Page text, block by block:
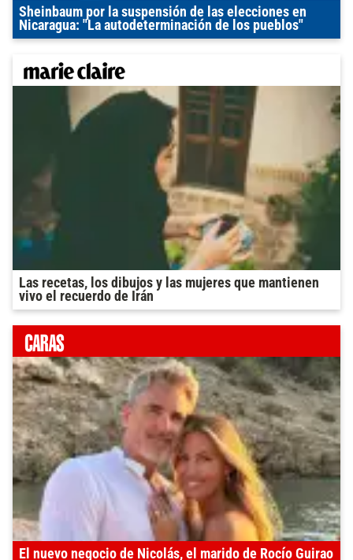
Sheinbaum por la suspensión de las elecciones en
Nicaragua: "La autodeterminación de los pueblos"
Las recetas, los dibujos y las mujeres que mantienen
vivo el recuerdo de Irán
El nuevo negocio de Nicolás, el marido de Rocío Guirao